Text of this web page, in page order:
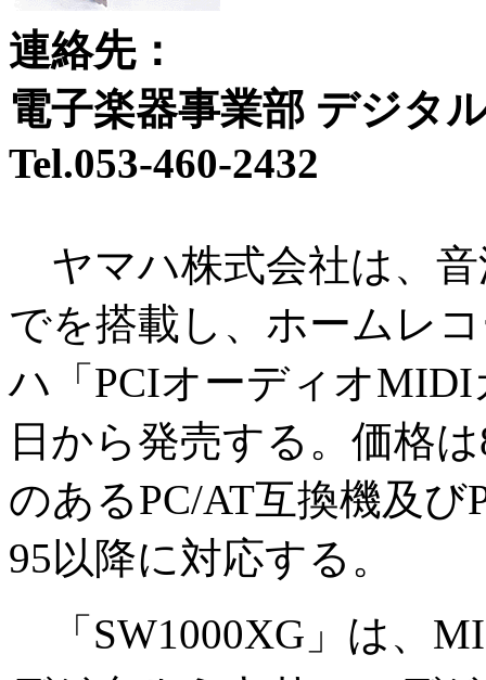
連絡先：
電子楽器事業部 デジタ
Tel.053-460-2432
ヤマハ株式会社は、
でを搭載し、ホームレ
ハ「PCIオーディオMIDI
日から発売する。価格
のあるPC/AT互換機及び
95以降に対応する。
「SW1000XG」は、